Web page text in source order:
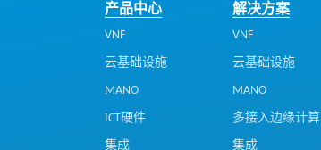
产品中心
VNF
云基础设施
MANO
ICT硬件
集成
解决方案
VNF
云基础设施
MANO
多接入边缘计算
集成